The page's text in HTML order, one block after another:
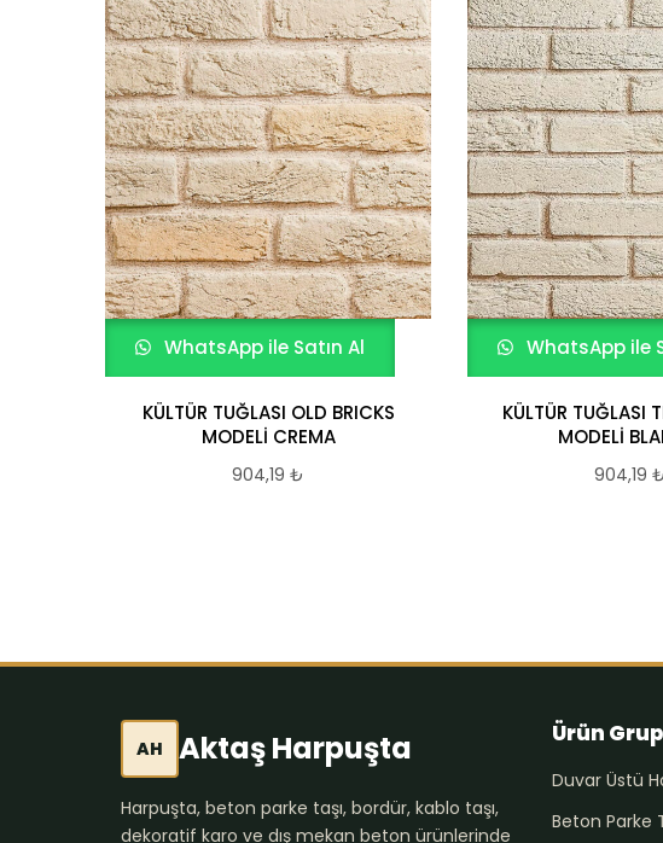
WhatsApp ile Satın Al
KÜLTÜR TUĞLASI OLD BRICKS
MODELİ CREMA
904,19 ₺
WhatsApp ile
KÜLTÜR TUĞLASI
MODELİ
904,19 ₺
AH Aktaş Harpuşta
Harpuşta, beton parke taşı, bordür, kablo taşı,
dekoratif karo ve dış mekan beton ürünlerinde
Ürün
Duvar Üstü
Beton Parke